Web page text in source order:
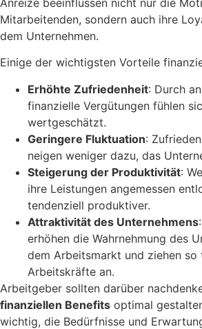
Mitarbeitenden, sondern auch ihre
dem Unternehmen.
Einige der wichtigsten Vorteile
Erhöhte Zufriedenheit: Durch
finanzielle Vergütungen fühlen
wertgeschätzt.
Geringere Fluktuation:
neigen weniger dazu, das
Steigerung der Produktivität:
ihre Leistungen angemessen
tendenziell produktiver.
Attraktivität des Unternehmens
erhöhen die Wahrnehmung des
dem Arbeitsmarkt und ziehen
Arbeitskräfte an.
Arbeitgeber sollten darüber
finanziellen Benefits optimal
wichtig, die Bedürfnisse und